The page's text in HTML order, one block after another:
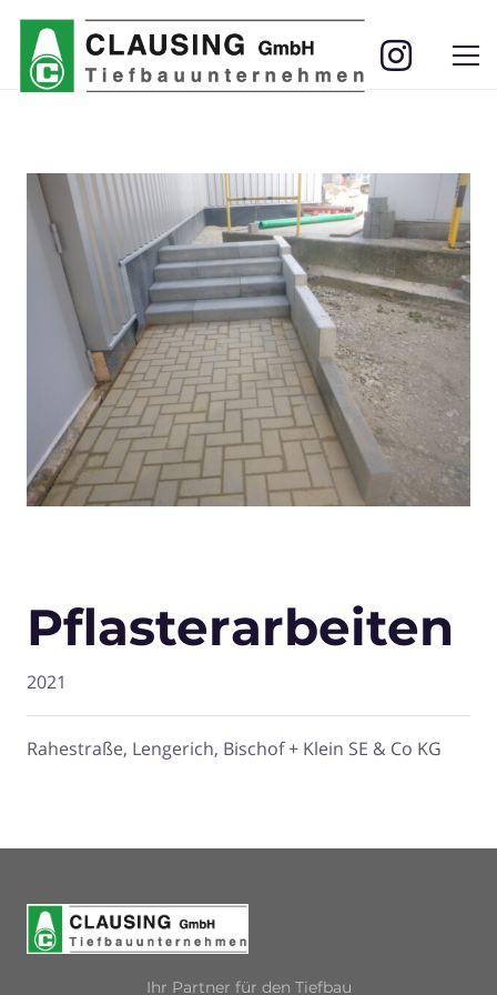
Pflasterarbeiten
2021
Rahestraße, Lengerich, Bischof + Klein SE & Co KG
Ihr Partner für den Tiefbau